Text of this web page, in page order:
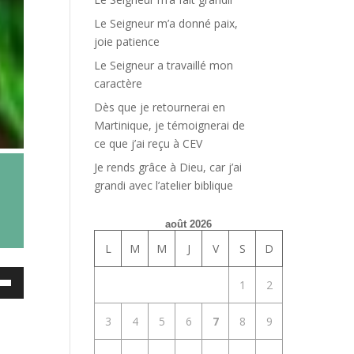
Le Seigneur m’a donné paix,
joie patience
Le Seigneur a travaillé mon
caractère
Dès que je retournerai en
Martinique, je témoignerai de
ce que j’ai reçu à CEV
Je rends grâce à Dieu, car j’ai
grandi avec l’atelier biblique
août 2026
L M M J V S D
1 2
3 4 5 6 7 8 9